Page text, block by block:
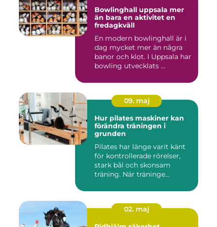
Bowlinghall uppsala mer
än bara en aktivitet en
fredagkväll
En modern bowlinghall är i
dag mycket mer än några
banor och klot. I Uppsala har
bowling utvecklats ...
09. maj
Hur pilates maskiner kan
förändra träningen i
grunden
Pilates har länge varit känt
för kontrollerade rörelser,
stark bål och skonsam
träning. När träninge...
02. maj